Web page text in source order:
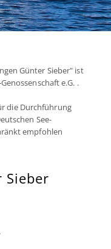
Günter Sieber" ist
e.G. .
die Durchführung
See-
empfohlen
Sieber